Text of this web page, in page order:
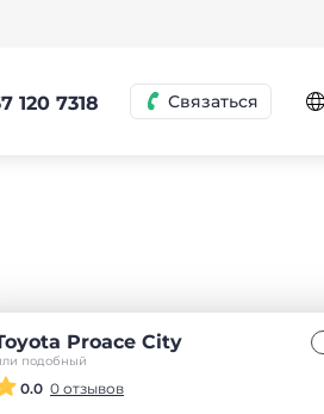
120 7318 Связаться
Proace City
подобный
0.0 0 отзывов